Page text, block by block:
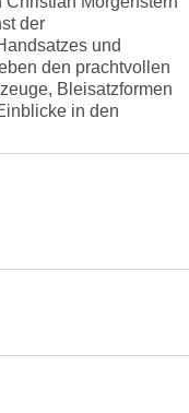
der
und
den prachtvollen
Bleisatzformen
in den